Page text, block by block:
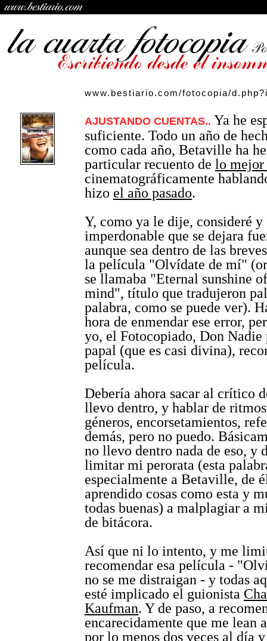
www.bestiario.com/fotocopia/
AJUSTANDO CUENTAS.. Ya he
suficiente. Todo un año de
como cada año, Betaville ha
particular recuento de lo mejor
cinematográficamente
hizo el año pasado.
Y, como ya le dije, consideré y
imperdonable que se dejara
aunque sea dentro de las
la película "Olvídate de mí"
se llamaba "Eternal sunshine
mind", título que tradujeron
palabra, como se puede ver).
hora de enmendar ese error,
yo, el Fotocopiado, Don Nadie
papal (que es casi divina),
película.
Debería ahora sacar al crítico
llevo dentro, y hablar de
géneros, encorsetamientos,
demás, pero no puedo.
no llevo dentro nada de eso, y
limitar mi perorata (esta
especialmente a Betaville, de
aprendido cosas como esta y
todas buenas) a malplagiar a
de bitácora.
Así que ni lo intento, y me
recomendar esa película -
no se me distraigan - y todas
esté implicado el guionista
Kaufman. Y de paso, a
encarecidamente que me lean
por lo menos dos veces al día